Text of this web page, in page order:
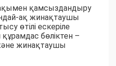
қамсыздандыру
ақ жинақтаушы
өтілі ескеріле
бөліктен –
жинақтаушы